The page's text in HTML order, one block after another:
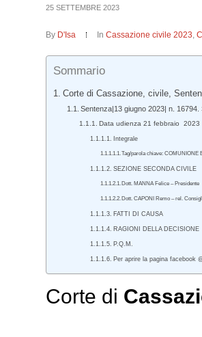
25 SETTEMBRE 2023
By D'Isa InCassazione civile 2023,
Sommario
Corte di Cassazione, civile,
Sentenza|13 giugno 2023| n.
Data udienza 21 febbraio 2023
Integrale
Tag/parola chiave:
SEZIONE SECONDA CIVILE
Dott. MANNA Felice – Presidente
Dott. CAPONI Remo – rel.
FATTI DI CAUSA
RAGIONI DELLA DECISIONE
P.Q.M.
Per aprire la pagina facebook
Corte di